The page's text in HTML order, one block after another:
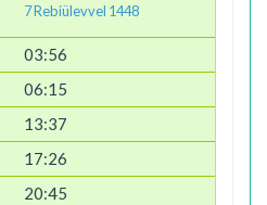
7 Rebiülevvel 1448
03:56
06:15
13:37
17:26
20:45